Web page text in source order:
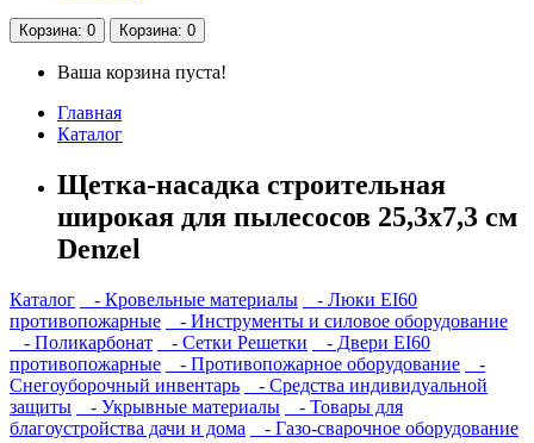
Корзина: 0 Корзина: 0
Ваша корзина пуста!
Главная
Каталог
Щетка-насадка строительная
широкая для пылесосов 25,3х7,3 см
Denzel
Каталог - Кровельные материалы
- Люки EI60
противопожарные
- Инструменты и силовое оборудование
- Поликарбонат
- Сетки Решетки
- Двери EI60
противопожарные
- Противопожарное оборудование
-
Снегоуборочный инвентарь
- Средства индивидуальной
защиты
- Укрывные материалы
- Товары для
благоустройства дачи и дома
- Газо-сварочное оборудование